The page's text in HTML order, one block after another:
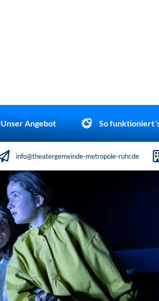
Unser Angebot So
info@theatergemeinde-metropole-ruhr.de